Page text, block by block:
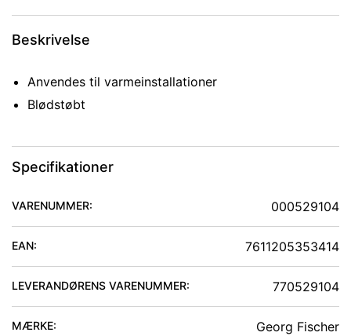
Beskrivelse
Anvendes til varmeinstallationer
Blødstøbt
Specifikationer
VARENUMMER: 000529104
EAN: 7611205353414
LEVERANDØRENS VARENUMMER: 770529104
MÆRKE: Georg Fischer